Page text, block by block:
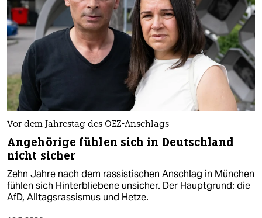
Vor dem Jahrestag des OEZ-Anschlags
Angehörige fühlen sich in Deutschland
nicht sicher
Zehn Jahre nach dem rassistischen Anschlag in München
fühlen sich Hinterbliebene unsicher. Der Hauptgrund: die
AfD, Alltagsrassismus und Hetze.